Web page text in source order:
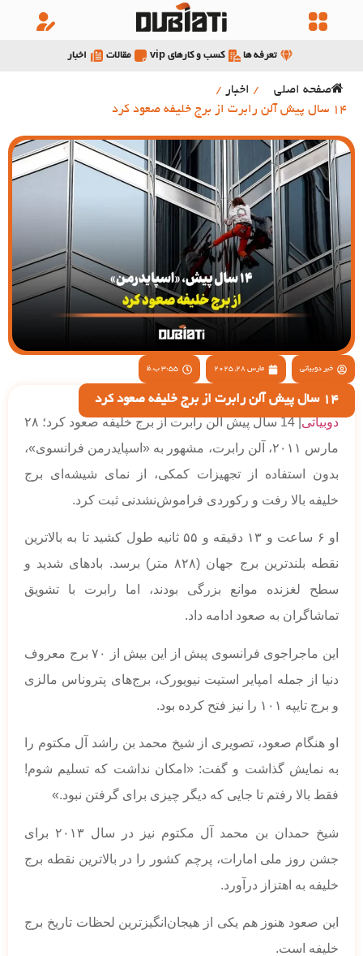
تعرفه ها کسب و کارهای vip مقالات اخبار
صفحه اصلی / اخبار /
14 سال پیش آلن رابرت از برج خلیفه صعود کرد
خبر دوبیاتی مارس 28, 2025 3:55 ب.ظ
14 سال پیش آلن رابرت از برج خلیفه صعود کرد
دوبیاتی
| 14 سال پیش آلن رابرت از برج خلیفه صعود کرد؛ ۲۸
مارس ۲۰۱۱، آلن رابرت، مشهور به «اسپایدرمن فرانسوی»،
بدون استفاده از تجهیزات کمکی، از نمای شیشه‌ای برج
خلیفه بالا رفت و رکوردی فراموش‌نشدنی ثبت کرد.
او ۶ ساعت و ۱۳ دقیقه و ۵۵ ثانیه طول کشید تا به بالاترین
نقطه بلندترین برج جهان (۸۲۸ متر) برسد. بادهای شدید و
سطح لغزنده موانع بزرگی بودند، اما رابرت با تشویق
تماشاگران به صعود ادامه داد.
این ماجراجوی فرانسوی پیش از این بیش از ۷۰ برج معروف
دنیا از جمله امپایر استیت نیویورک، برج‌های پتروناس مالزی
و برج تایپه ۱۰۱ را نیز فتح کرده بود.
او هنگام صعود، تصویری از شیخ محمد بن راشد آل مکتوم را
به نمایش گذاشت و گفت: «امکان نداشت که تسلیم شوم!
فقط بالا رفتم تا جایی که دیگر چیزی برای گرفتن نبود.»
شیخ حمدان بن محمد آل مکتوم نیز در سال ۲۰۱۳ برای
جشن روز ملی امارات، پرچم کشور را در بالاترین نقطه برج
خلیفه به اهتزاز درآورد.
این صعود هنوز هم یکی از هیجان‌انگیزترین لحظات تاریخ برج
خلیفه است.